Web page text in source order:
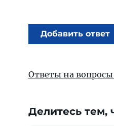
Добавить ответ
Ответы на
Делитесь тем,